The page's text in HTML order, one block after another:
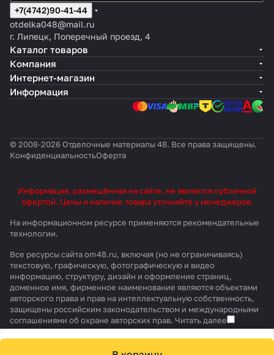
+7(4742)90-41-44
otdelka048@mail.ru
г. Липецк, Поперечный проезд, 4
Каталог товаров
Компания
Интернет-магазин
Информация
© 2008-2026 Отделочные материалы 48. Все права защищены.
КонфиденциальностьОферта
Информация, размещённая на сайте, не является публичной
офертой. Цены и наличие товара уточняйте у менеджеров.
На информационном ресурсе применяются рекомендательные
технологии.
Все ресурсы сайта om48.ru, включая (но не ограничиваясь)
текстовую, графическую, фотографическую и видео
информацию, структуру, дизайн и оформление страниц,
доменное имя, фирменное наименование являются объектами
авторского права и прав на интеллектуальную собственность,
защищены российским законодательством и международными
соглашениями об охране авторских прав. Читать далее